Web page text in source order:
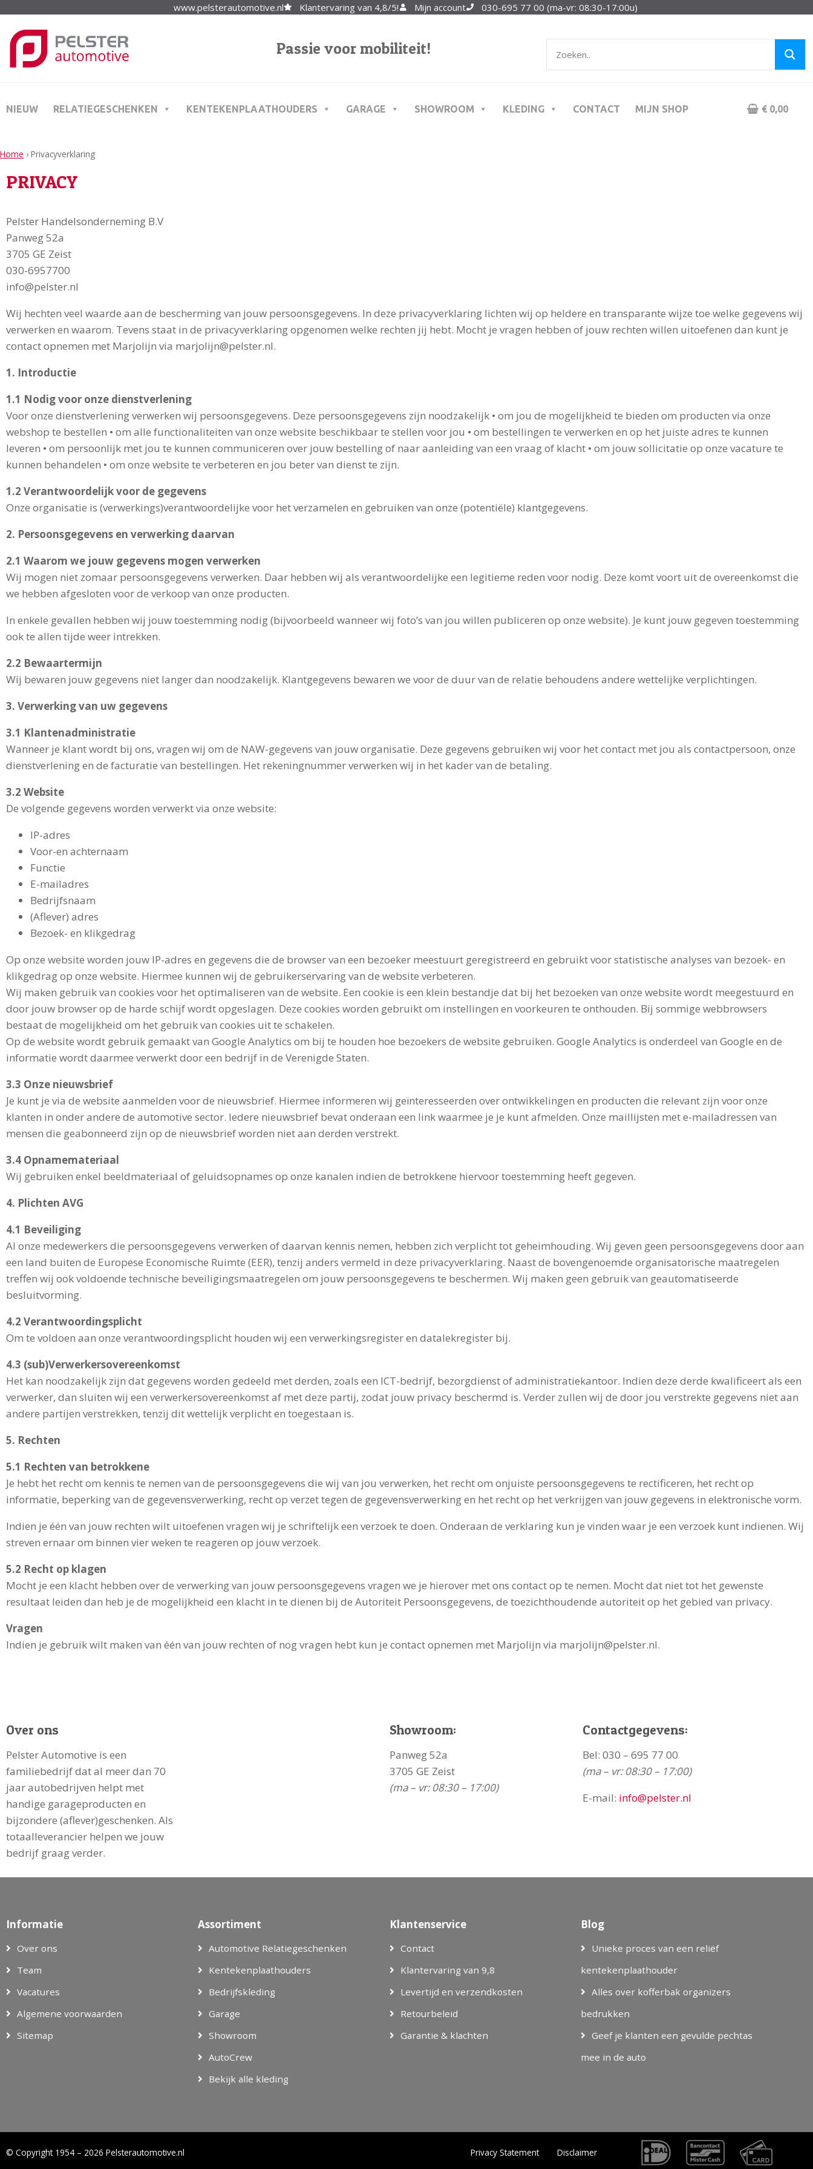
www.pelsterautomotive.nl Klantervaring van 4,8/5! Mijn account 030-695 77 00 (ma-vr: 08:30-17:00u)
Passie voor mobiliteit!
NIEUW RELATIEGESCHENKEN KENTEKENPLAATHOUDERS GARAGE SHOWROOM KLEDING CONTACT MIJN SHOP € 0,00
Home › Privacyverklaring
PRIVACY
Pelster Handelsonderneming B.V
Panweg 52a
3705 GE Zeist
030-6957700
info@pelster.nl
Wij hechten veel waarde aan de bescherming van jouw persoonsgegevens. In deze privacyverklaring lichten wij op heldere en transparante wijze toe welke gegevens wij
verwerken en waarom. Tevens staat in de privacyverklaring opgenomen welke rechten jij hebt. Mocht je vragen hebben of jouw rechten willen uitoefenen dan kunt je
contact opnemen met Marjolijn via marjolijn@pelster.nl.
1. Introductie
1.1 Nodig voor onze dienstverlening
Voor onze dienstverlening verwerken wij persoonsgegevens. Deze persoonsgegevens zijn noodzakelijk • om jou de mogelijkheid te bieden om producten via onze
webshop te bestellen • om alle functionaliteiten van onze website beschikbaar te stellen voor jou • om bestellingen te verwerken en op het juiste adres te kunnen
leveren • om persoonlijk met jou te kunnen communiceren over jouw bestelling of naar aanleiding van een vraag of klacht • om jouw sollicitatie op onze vacature te
kunnen behandelen • om onze website te verbeteren en jou beter van dienst te zijn.
1.2 Verantwoordelijk voor de gegevens
Onze organisatie is (verwerkings)verantwoordelijke voor het verzamelen en gebruiken van onze (potentiële) klantgegevens.
2. Persoonsgegevens en verwerking daarvan
2.1 Waarom we jouw gegevens mogen verwerken
Wij mogen niet zomaar persoonsgegevens verwerken. Daar hebben wij als verantwoordelijke een legitieme reden voor nodig. Deze komt voort uit de overeenkomst die
we hebben afgesloten voor de verkoop van onze producten.
In enkele gevallen hebben wij jouw toestemming nodig (bijvoorbeeld wanneer wij foto’s van jou willen publiceren op onze website). Je kunt jouw gegeven toestemming
ook te allen tijde weer intrekken.
2.2 Bewaartermijn
Wij bewaren jouw gegevens niet langer dan noodzakelijk. Klantgegevens bewaren we voor de duur van de relatie behoudens andere wettelijke verplichtingen.
3. Verwerking van uw gegevens
3.1 Klantenadministratie
Wanneer je klant wordt bij ons, vragen wij om de NAW-gegevens van jouw organisatie. Deze gegevens gebruiken wij voor het contact met jou als contactpersoon, onze
dienstverlening en de facturatie van bestellingen. Het rekeningnummer verwerken wij in het kader van de betaling.
3.2 Website
De volgende gegevens worden verwerkt via onze website:
IP-adres
Voor-en achternaam
Functie
E-mailadres
Bedrijfsnaam
(Aflever) adres
Bezoek- en klikgedrag
Op onze website worden jouw IP-adres en gegevens die de browser van een bezoeker meestuurt geregistreerd en gebruikt voor statistische analyses van bezoek- en
klikgedrag op onze website. Hiermee kunnen wij de gebruikerservaring van de website verbeteren.
Wij maken gebruik van cookies voor het optimaliseren van de website. Een cookie is een klein bestandje dat bij het bezoeken van onze website wordt meegestuurd en
door jouw browser op de harde schijf wordt opgeslagen. Deze cookies worden gebruikt om instellingen en voorkeuren te onthouden. Bij sommige webbrowsers
bestaat de mogelijkheid om het gebruik van cookies uit te schakelen.
Op de website wordt gebruik gemaakt van Google Analytics om bij te houden hoe bezoekers de website gebruiken. Google Analytics is onderdeel van Google en de
informatie wordt daarmee verwerkt door een bedrijf in de Verenigde Staten.
3.3 Onze nieuwsbrief
Je kunt je via de website aanmelden voor de nieuwsbrief. Hiermee informeren wij geïnteresseerden over ontwikkelingen en producten die relevant zijn voor onze
klanten in onder andere de automotive sector. Iedere nieuwsbrief bevat onderaan een link waarmee je je kunt afmelden. Onze maillijsten met e-mailadressen van
mensen die geabonneerd zijn op de nieuwsbrief worden niet aan derden verstrekt.
3.4 Opnamemateriaal
Wij gebruiken enkel beeldmateriaal of geluidsopnames op onze kanalen indien de betrokkene hiervoor toestemming heeft gegeven.
4. Plichten AVG
4.1 Beveiliging
Al onze medewerkers die persoonsgegevens verwerken of daarvan kennis nemen, hebben zich verplicht tot geheimhouding. Wij geven geen persoonsgegevens door aan
een land buiten de Europese Economische Ruimte (EER), tenzij anders vermeld in deze privacyverklaring. Naast de bovengenoemde organisatorische maatregelen
treffen wij ook voldoende technische beveiligingsmaatregelen om jouw persoonsgegevens te beschermen. Wij maken geen gebruik van geautomatiseerde
besluitvorming.
4.2 Verantwoordingsplicht
Om te voldoen aan onze verantwoordingsplicht houden wij een verwerkingsregister en datalekregister bij.
4.3 (sub)Verwerkersovereenkomst
Het kan noodzakelijk zijn dat gegevens worden gedeeld met derden, zoals een ICT-bedrijf, bezorgdienst of administratiekantoor. Indien deze derde kwalificeert als een
verwerker, dan sluiten wij een verwerkersovereenkomst af met deze partij, zodat jouw privacy beschermd is. Verder zullen wij de door jou verstrekte gegevens niet aan
andere partijen verstrekken, tenzij dit wettelijk verplicht en toegestaan is.
5. Rechten
5.1 Rechten van betrokkene
Je hebt het recht om kennis te nemen van de persoonsgegevens die wij van jou verwerken, het recht om onjuiste persoonsgegevens te rectificeren, het recht op
informatie, beperking van de gegevensverwerking, recht op verzet tegen de gegevensverwerking en het recht op het verkrijgen van jouw gegevens in elektronische vorm.
Indien je één van jouw rechten wilt uitoefenen vragen wij je schriftelijk een verzoek te doen. Onderaan de verklaring kun je vinden waar je een verzoek kunt indienen. Wij
streven ernaar om binnen vier weken te reageren op jouw verzoek.
5.2 Recht op klagen
Mocht je een klacht hebben over de verwerking van jouw persoonsgegevens vragen we je hierover met ons contact op te nemen. Mocht dat niet tot het gewenste
resultaat leiden dan heb je de mogelijkheid een klacht in te dienen bij de Autoriteit Persoonsgegevens, de toezichthoudende autoriteit op het gebied van privacy.
Vragen
Indien je gebruik wilt maken van één van jouw rechten of nog vragen hebt kun je contact opnemen met Marjolijn via marjolijn@pelster.nl.
Over ons
Pelster Automotive is een
familiebedrijf dat al meer dan 70
jaar autobedrijven helpt met
handige garageproducten en
bijzondere (aflever)geschenken. Als
totaalleverancier helpen we jouw
bedrijf graag verder.
Showroom:
Panweg 52a
3705 GE Zeist
(ma – vr: 08:30 – 17:00)
Contactgegevens:
Bel: 030 – 695 77 00
(ma – vr: 08:30 – 17:00)
E-mail: info@pelster.nl
Informatie
Over ons
Team
Vacatures
Algemene voorwaarden
Sitemap
Assortiment
Automotive Relatiegeschenken
Kentekenplaathouders
Bedrijfskleding
Garage
Showroom
AutoCrew
Bekijk alle kleding
Klantenservice
Contact
Klantervaring van 9,8
Levertijd en verzendkosten
Retourbeleid
Garantie & klachten
Blog
Unieke proces van een reliëf
kentekenplaathouder
Alles over kofferbak organizers
bedrukken
Geef je klanten een gevulde pechtas
mee in de auto
© Copyright 1954 – 2026 Pelsterautomotive.nl Privacy Statement Disclaimer